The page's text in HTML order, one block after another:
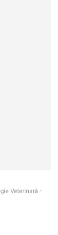
Veterinară -